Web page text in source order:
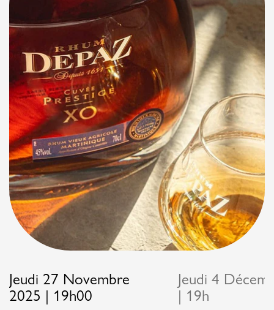
Jeudi 27 Novembre
2025 | 19h00
Jeudi 4
| 19h